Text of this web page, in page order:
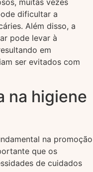
muitas vezes
dificultar a
Além disso, a
pode levar à
em
ser evitados com
na higiene
na promoção
que os
de cuidados